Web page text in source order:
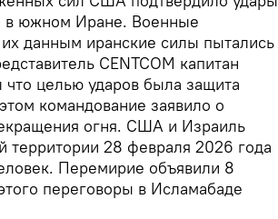
в южном Иране. Военные
данным иранские силы пытались
CENTCOM капитан
целью ударов была защита
командование заявило о
огня. США и Израиль
территории 28 февраля 2026 года
Перемирие объявили 8
переговоры в Исламабаде